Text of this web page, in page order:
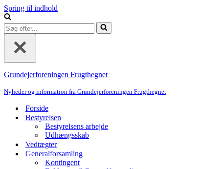
Spring til indhold
Søg
efter...
Grundejerforeningen Frugthegnet
Nyheder og information fra Grundejerforeningen Frugthegnet
Forside
Bestyrelsen
Bestyrelsens arbejde
Udhængsskab
Vedtægter
Generalforsamling
Kontingent